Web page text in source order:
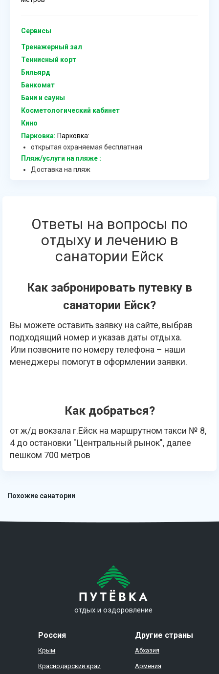
Сервисы
Тренажерный зал
Теннисный корт
Бильярд
Банкомат
Бани и сауны
Косметологический кабинет
Кино
Парковка: Парковка:
открытая охраняемая бесплатная
Пляж/услуги на пляже :
Доставка на пляж
Ответы на вопросы по
отдыху и лечению в
санатории Ейск
Как забронировать путевку в
санатории Ейск?
Вы можете оставить заявку на сайте, выбрав
подходящий номер и указав даты отдыха.
Или позвоните по номеру телефона – наши
менеджеры помогут в оформлении заявки.
Как добраться?
от ж/д вокзала г.Ейск на маршрутном такси № 8,
4 до остановки "Центральный рынок", далее
пешком 700 метров
Похожие санатории
отдых и оздоровление
Россия
Крым
Краснодарский край
Другие страны
Абхазия
Армения